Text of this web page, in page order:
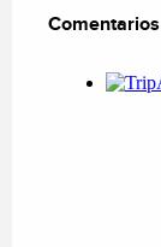
Comentarios
Comentarios